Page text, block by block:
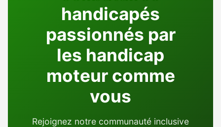
handicapés
passionnés par
les handicap
moteur comme
vous
Rejoignez notre communauté inclusive